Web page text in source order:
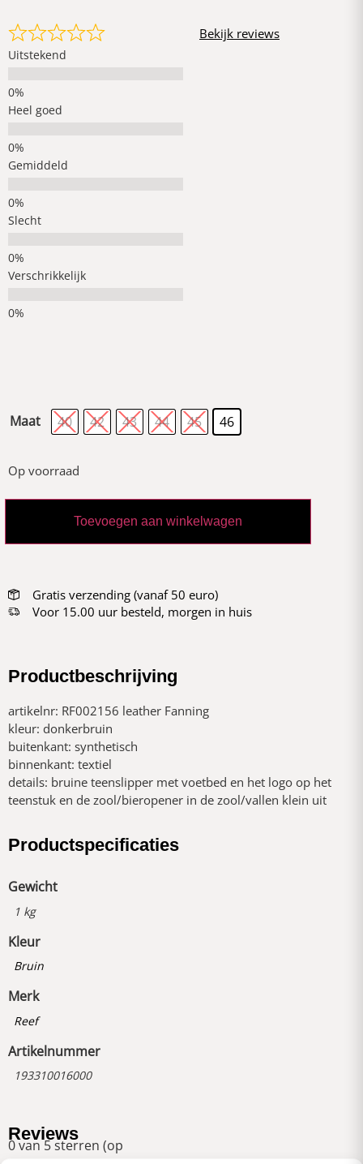
Uitstekend
Heel goed
Gemiddeld
Slecht
Verschrikkelijk
Bekijk reviews
Maat 40 42 43 44 45 46
Op voorraad
Toevoegen aan winkelwagen
Gratis verzending (vanaf 50 euro)
Voor 15.00 uur besteld, morgen in huis
Productbeschrijving
artikelnr: RF002156 leather Fanning
kleur: donkerbruin
buitenkant: synthetisch
binnenkant: textiel
details: bruine teenslipper met voetbed en het logo op het
teenstuk en de zool/bieropener in de zool/vallen klein uit
Productspecificaties
Gewicht
1 kg
Kleur
Bruin
Merk
Reef
Artikelnummer
193310016000
Reviews
0 van 5 sterren (op